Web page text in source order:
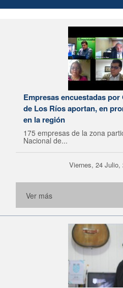
Empresas encuestadas
de Los Ríos aportan, en
en la región
175 empresas de la zona
Nacional de...
Viernes, 24 Julio,
Ver más